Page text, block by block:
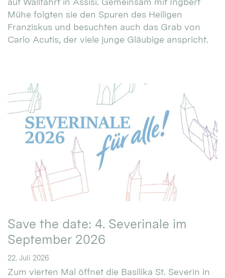
Mühe folgten sie den Spuren des Heiligen
Franziskus und besuchten auch das Grab von
Carlo Acutis, der viele junge Gläubige anspricht.
Save the date: 4. Severinale im
September 2026
22. Juli 2026
Zum vierten Mal öffnet die Basilika St. Severin in